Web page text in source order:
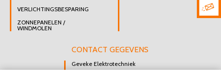
VERLICHTINGSBESPARING
ZONNEPANELEN /
WINDMOLEN
CONTACT GEGEVENS
Geveke Elektrotechniek